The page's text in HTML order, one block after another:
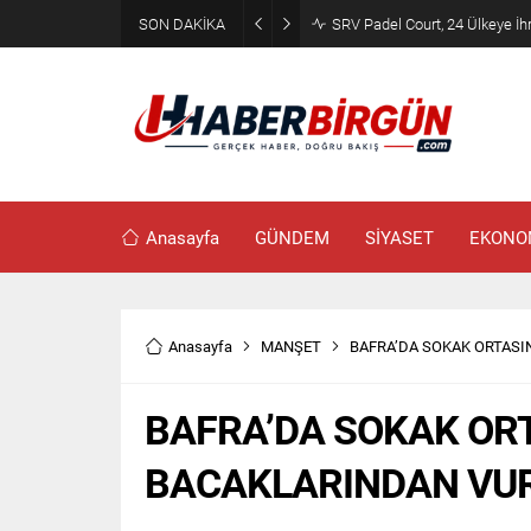
SON DAKİKA SRV Padel Court, 24 Ülkeye
Anasayfa GÜNDEM SİYASET
Anasayfa MANŞET BAFRA’DA SOKAK
BAFRA’DA SOKAK
BACAKLARINDAN